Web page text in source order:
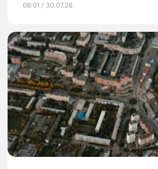
08:01 / 30.07.26